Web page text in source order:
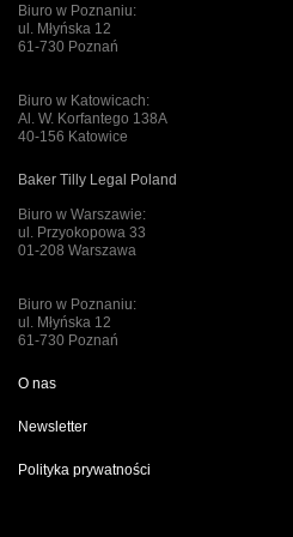
Biuro w Poznaniu:
ul. Młyńska 12
61-730 Poznań
Biuro w Katowicach:
Al. W. Korfantego 138A
40-156 Katowice
Baker Tilly Legal Poland
Biuro w Warszawie:
ul. Przyokopowa 33
01-208 Warszawa
Biuro w Poznaniu:
ul. Młyńska 12
61-730 Poznań
O nas
Newsletter
Polityka prywatności